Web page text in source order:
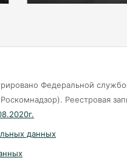
Федеральной
Реестровая
данных